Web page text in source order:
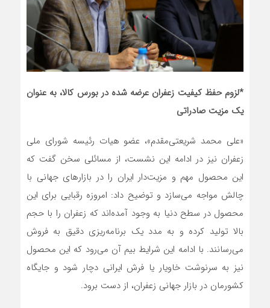
*لزوم حفظ کیفیت زعفران عرضه شده در بورس کالا، به عنوان
یک مزیت صادراتی
«علی محمد شریعتی‌مقدم»، عضو هیات رئیسه شورای ملی
زعفران نیز در ادامه این نشست، از مسائلی سخن گفت که
این محصول مهم و مزیت‌دار ایران را در بازارهای جهانی با
چالش مواجه می‌سازد و توضیح داد: امروزه رقبایی برای این
محصول در سطح دنیا به وجود آمده‌اند که زعفران را با حجم
بالا تولید کرده و به مدد یک برنامه‌ریزی دقیق به فروش
می‌رسانند. با ادامه این شرایط بیم آن می‌رود که این محصول
نیز به سرنوشت خاویار یا فرش ایرانی دچار شود و جایگاه
کشورمان در بازار جهانی زعفران، از دست برود.